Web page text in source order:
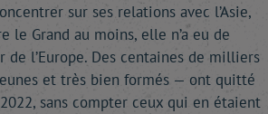
sur ses relations avec l’Asie,
le Grand au moins, elle n’a eu de
de l’Europe. Des centaines de milliers
et très bien formés — ont quitté
sans compter ceux qui en étaient